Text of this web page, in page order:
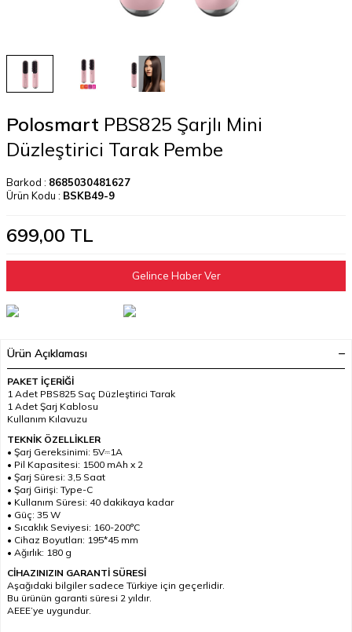
Polosmart PBS825 Şarjlı Mini
Düzleştirici Tarak Pembe
Barkod : 8685030481627
Ürün Kodu : BSKB49-9
699,00 TL
Gelince Haber Ver
Ürün Açıklaması
PAKET İÇERİĞİ
1 Adet PBS825 Saç Düzleştirici Tarak
1 Adet Şarj Kablosu
Kullanım Kılavuzu
TEKNİK ÖZELLİKLER
• Şarj Gereksinimi: 5V⎓1A
• Pil Kapasitesi: 1500 mAh x 2
• Şarj Süresi: 3,5 Saat
• Şarj Girişi: Type-C
• Kullanım Süresi: 40 dakikaya kadar
• Güç: 35 W
• Sıcaklık Seviyesi: 160-200°C
• Cihaz Boyutları: 195*45 mm
• Ağırlık: 180 g
CİHAZINIZIN GARANTİ SÜRESİ
Aşağıdaki bilgiler sadece Türkiye için geçerlidir.
Bu ürünün garanti süresi 2 yıldır.
AEEE’ye uygundur.